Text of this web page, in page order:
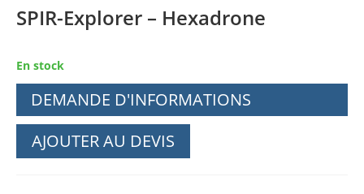
SPIR-Explorer – Hexadrone
En stock
DEMANDE D'INFORMATIONS
AJOUTER AU DEVIS